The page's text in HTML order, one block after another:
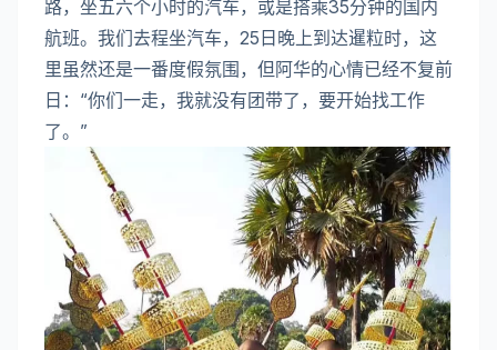
路，坐五六个小时的汽车，或是搭乘35分钟的国内
航班。我们去程坐汽车，25日晚上到达暹粒时，这
里虽然还是一番度假氛围，但阿华的心情已经不复前
日：“你们一走，我就没有团带了，要开始找工作
了。”